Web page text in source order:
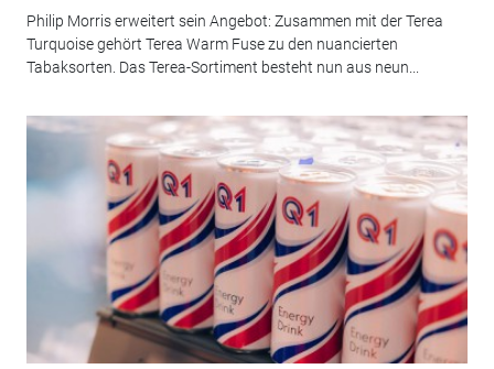
Philip Morris erweitert sein Angebot: Zusammen mit der Terea
Turquoise gehört Terea Warm Fuse zu den nuancierten
Tabaksorten. Das Terea-Sortiment besteht nun aus neun...